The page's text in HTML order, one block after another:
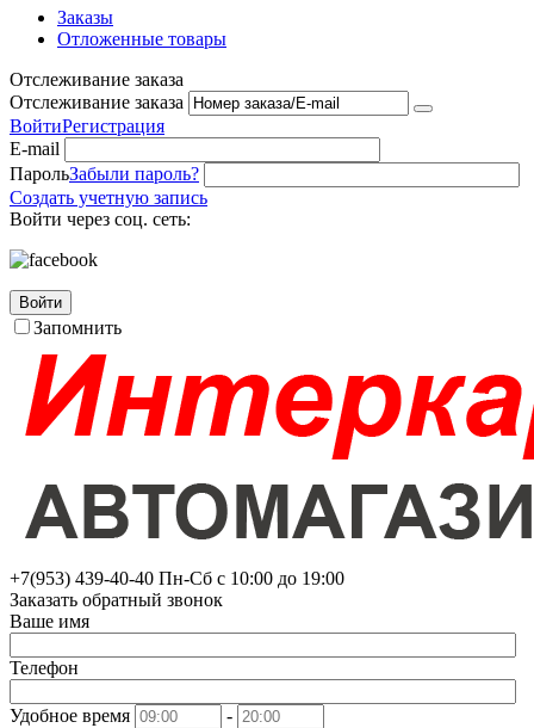
Заказы
Отложенные товары
Отслеживание заказа
Отслеживание заказа
ВойтиРегистрация
E-mail
ПарольЗабыли пароль?
Создать учетную запись
Войти через соц. сеть:
Войти
Запомнить
+7(953) 439-40-40 Пн-Сб с 10:00 до 19:00
Заказать обратный звонок
Ваше имя
Телефон
Удобное время
-